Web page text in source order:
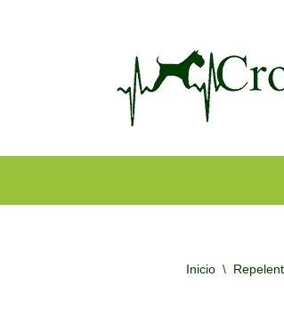
Inicio \